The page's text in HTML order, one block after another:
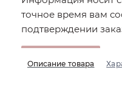
точное время вам
подтверждении
Описание товара